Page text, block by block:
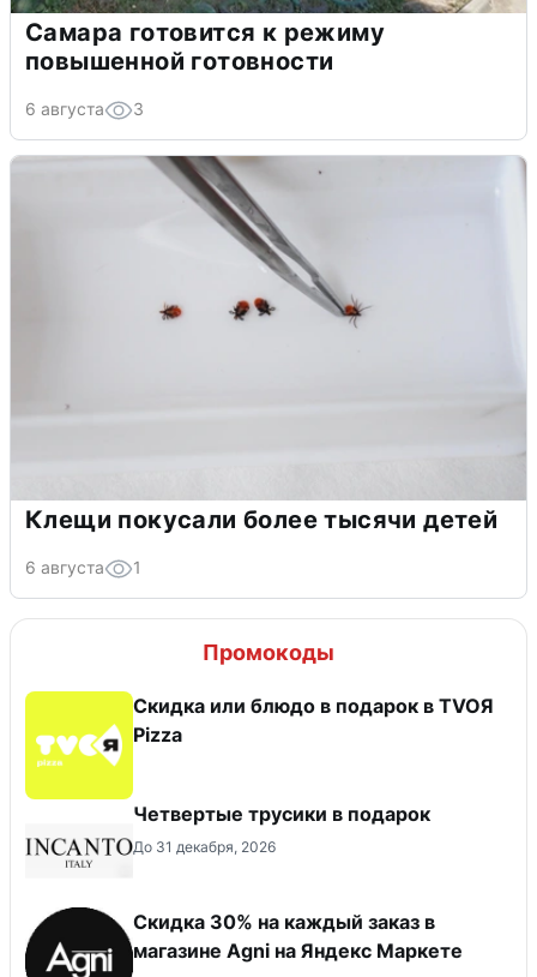
Самара готовится к режиму
повышенной готовности
6 августа 3
Клещи покусали более тысячи детей
6 августа 1
Промокоды
Скидка или блюдо в подарок в TVOЯ
Pizza
Четвертые трусики в подарок
До 31 декабря, 2026
Скидка 30% на каждый заказ в
магазине Agni на Яндекс Маркете